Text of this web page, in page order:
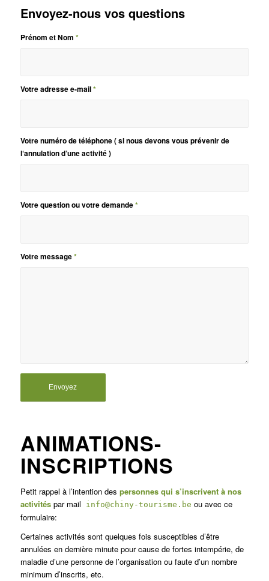
Envoyez-nous vos questions
Prénom et Nom *
Votre adresse e-mail*
Votre numéro de téléphone ( si nous devons vous prévenir de
l‘annulation d’une activité )
Votre question ou votre demande*
Votre message*
ANIMATIONS-
INSCRIPTIONS
Petit rappel à l’intention des personnes qui s’inscrivent à nos
activitéspar mail info@chiny-tourisme.be ou avec ce
formulaire:
Certaines activités sont quelques fois susceptibles d’être
annulées en dernière minute pour cause de fortes intempérie, de
maladie d’une personne de l’organisation ou faute d’un nombre
minimum d’inscrits, etc.